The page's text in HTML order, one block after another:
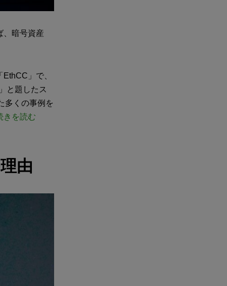
、暗号資産
」で、
と題したス
多くの事例を
を読む
由